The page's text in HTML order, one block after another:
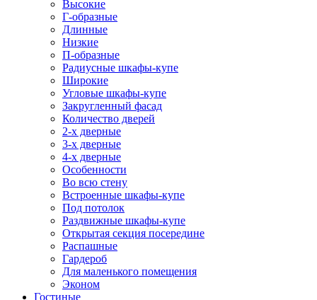
Высокие
Г-образные
Длинные
Низкие
П-образные
Радиусные шкафы-купе
Широкие
Угловые шкафы-купе
Закругленный фасад
Количество дверей
2-х дверные
3-х дверные
4-х дверные
Особенности
Во всю стену
Встроенные шкафы-купе
Под потолок
Раздвижные шкафы-купе
Открытая секция посередине
Распашные
Гардероб
Для маленького помещения
Эконом
Гостиные